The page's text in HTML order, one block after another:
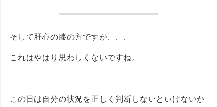
そして肝心の膝の方ですが、、、
これはやはり思わしくないですね。
この日は自分の状況を正しく判断しないといけないか